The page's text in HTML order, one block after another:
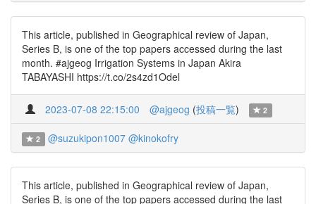
This article, published in Geographical review of Japan,
Series B, is one of the top papers accessed during the last
month. #ajgeog Irrigation Systems in Japan Akira
TABAYASHI https://t.co/2s4zd1Odel
2023-07-08 22:15:00 @ajgeog (投稿一覧) 2
2 @suzukipon1007 @kinokofry
This article, published in Geographical review of Japan,
Series B, is one of the top papers accessed during the last